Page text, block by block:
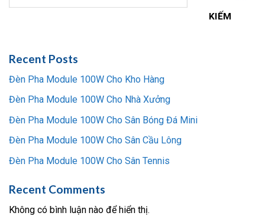
KIẾM
Recent Posts
Đèn Pha Module 100W Cho Kho Hàng
Đèn Pha Module 100W Cho Nhà Xưởng
Đèn Pha Module 100W Cho Sân Bóng Đá Mini
Đèn Pha Module 100W Cho Sân Cầu Lông
Đèn Pha Module 100W Cho Sân Tennis
Recent Comments
Không có bình luận nào để hiển thị.